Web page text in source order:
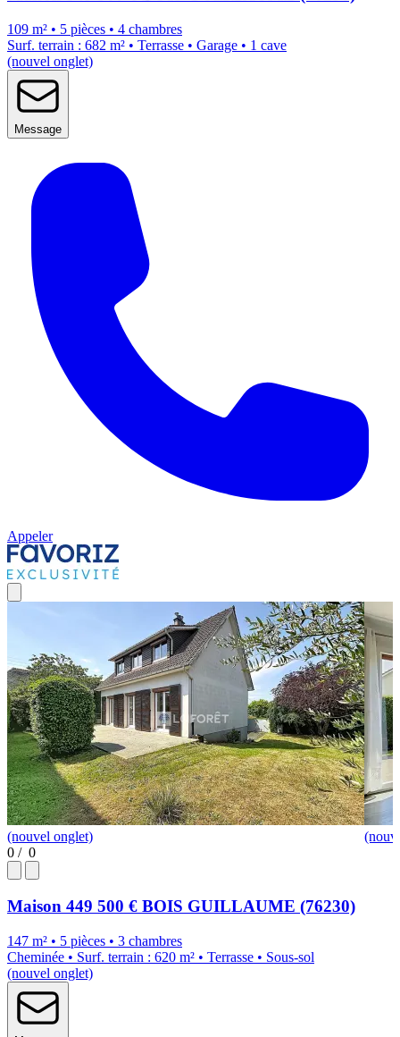
109 m² • 5 pièces • 4 chambres
Surf. terrain : 682 m² • Terrasse • Garage • 1 cave
(nouvel onglet)
Message
Appeler
(nouvel onglet)
0 / 0
Maison 449 500 € BOIS GUILLAUME (76230)
147 m² • 5 pièces • 3 chambres
Cheminée • Surf. terrain : 620 m² • Terrasse • Sous-sol
(nouvel onglet)